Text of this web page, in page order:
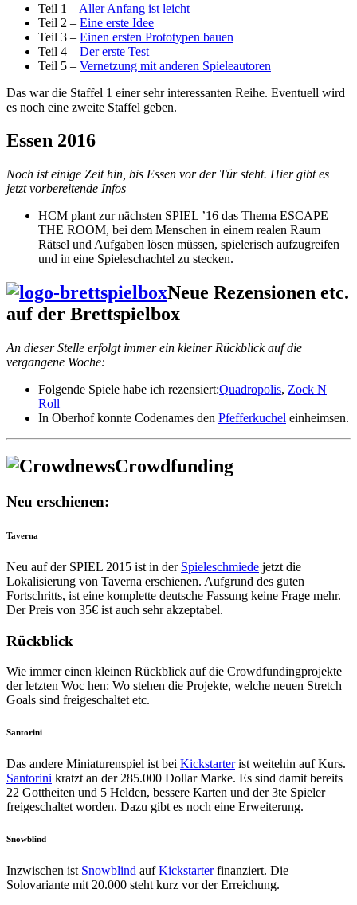
Teil 1 – Aller Anfang ist leicht
Teil 2 – Eine erste Idee
Teil 3 – Einen ersten Prototypen bauen
Teil 4 – Der erste Test
Teil 5 – Vernetzung mit anderen Spieleautoren
Das war die Staffel 1 einer sehr interessanten Reihe. Eventuell wird
es noch eine zweite Staffel geben.
Essen 2016
Noch ist einige Zeit hin, bis Essen vor der Tür steht. Hier gibt es
jetzt vorbereitende Infos
HCM plant zur nächsten SPIEL ’16 das Thema ESCAPE
THE ROOM, bei dem Menschen in einem realen Raum
Rätsel und Aufgaben lösen müssen, spielerisch aufzugreifen
und in eine Spieleschachtel zu stecken.
Neue Rezensionen etc.
auf der Brettspielbox
An dieser Stelle erfolgt immer ein kleiner Rückblick auf die
vergangene Woche:
Folgende Spiele habe ich rezensiert:Quadropolis, Zock N
Roll
In Oberhof konnte Codenames den Pfefferkuchel einheimsen.
Crowdfunding
Neu erschienen:
Taverna
Neu auf der SPIEL 2015 ist in der Spieleschmiede jetzt die
Lokalisierung von Taverna erschienen. Aufgrund des guten
Fortschritts, ist eine komplette deutsche Fassung keine Frage mehr.
Der Preis von 35€ ist auch sehr akzeptabel.
Rückblick
Wie immer einen kleinen Rückblick auf die Crowdfundingprojekte
der letzten Woc hen: Wo stehen die Projekte, welche neuen Stretch
Goals sind freigeschaltet etc.
Santorini
Das andere Miniaturenspiel ist bei Kickstarterist weitehin auf Kurs.
Santorini kratzt an der 285.000 Dollar Marke. Es sind damit bereits
22 Gottheiten und 5 Helden, bessere Karten und der 3te Spieler
freigeschaltet worden. Dazu gibt es noch eine Erweiterung.
Snowblind
Inzwischen ist Snowblind aufKickstarterfinanziert. Die
Solovariante mit 20.000 steht kurz vor der Erreichung.